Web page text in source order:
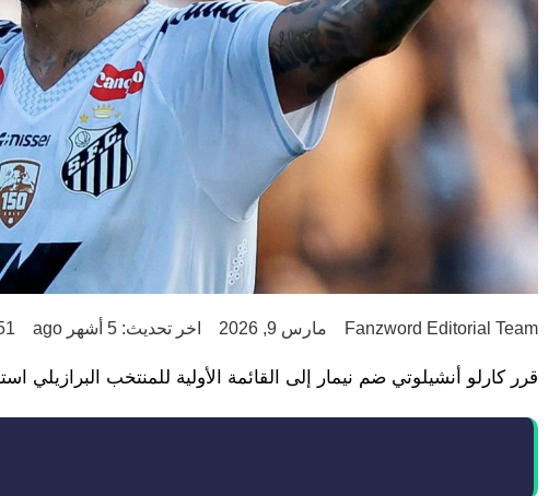
Fanzword Editorial Team مارس 9, 2026 اخر تحديث: 5 أشهر ago
قرر كارلو أنشيلوتي ضم نيمار إلى القائمة الأولية للمنتخب البرازيلي